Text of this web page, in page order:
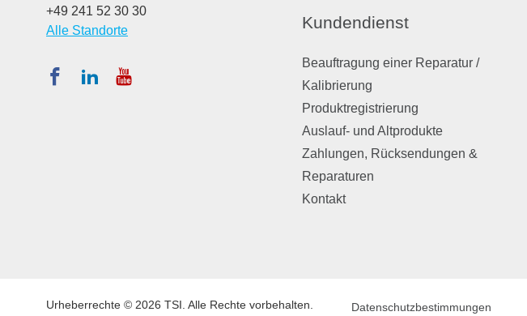
+49 241 52 30 30
Alle Standorte
Kundendienst
Beauftragung einer Reparatur /
Kalibrierung
Produktregistrierung
Auslauf- und Altprodukte
Zahlungen, Rücksendungen &
Reparaturen
Kontakt
Urheberrechte © 2026 TSI. Alle Rechte vorbehalten. Datenschutzbestimmungen